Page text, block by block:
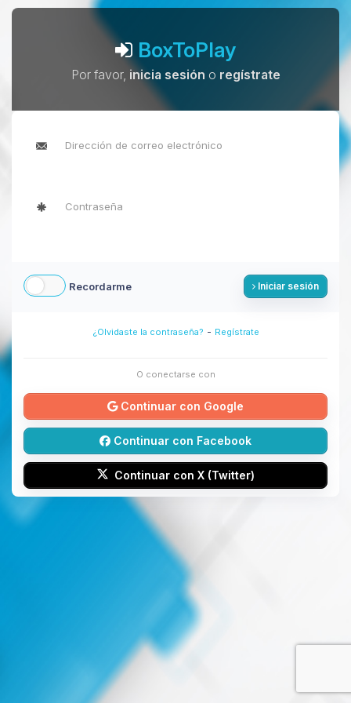
BoxToPlay
Por favor, inicia sesión o regístrate
Recordarme Iniciar sesión
¿Olvidaste la contraseña? - Regístrate
O conectarse con
Continuar con Google
Continuar con Facebook
Continuar con X (Twitter)